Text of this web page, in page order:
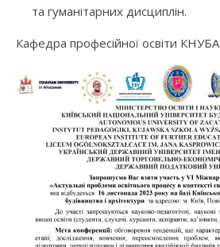
та гуманітарних дисциплін.
Кафедра професійної освіти КНУБА